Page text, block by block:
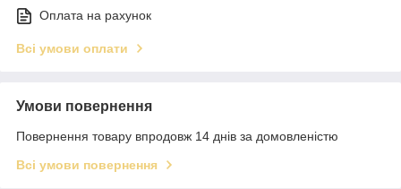
Оплата на рахунок
Всі умови оплати
Умови повернення
Повернення товару впродовж 14 днів за домовленістю
Всі умови повернення